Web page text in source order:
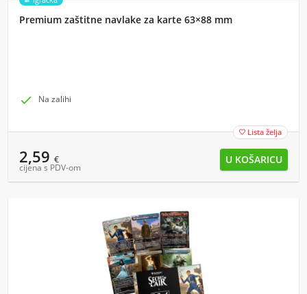
Premium zaštitne navlake za karte 63×88 mm
 Na zalihi
 Lista želja
2,59 €
cijena s PDV-om